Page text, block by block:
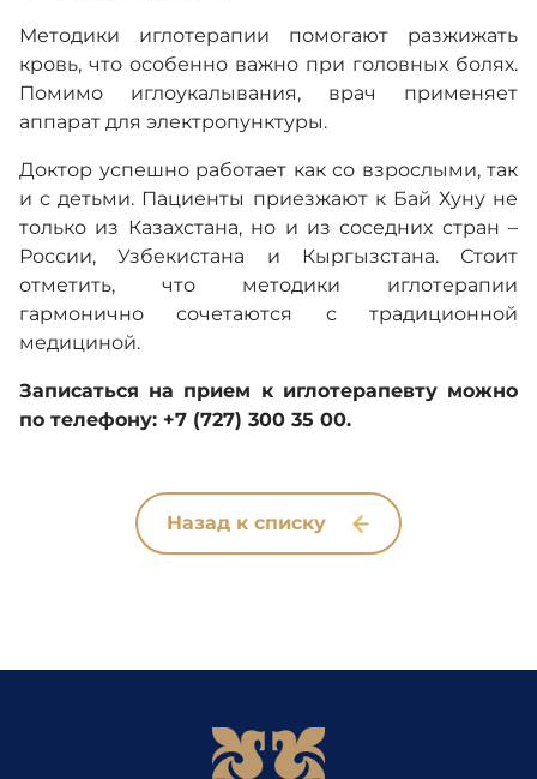
Методики иглотерапии помогают разжижать
кровь, что особенно важно при головных болях.
Помимо иглоукалывания, врач применяет
аппарат для электропунктуры.
Доктор успешно работает как со взрослыми, так
и с детьми. Пациенты приезжают к Бай Хуну не
только из Казахстана, но и из соседних стран –
России, Узбекистана и Кыргызстана. Стоит
отметить, что методики иглотерапии
гармонично сочетаются с традиционной
медициной.
Записаться на прием к иглотерапевту можно
по телефону: +7 (727) 300 35 00.
Назад к списку